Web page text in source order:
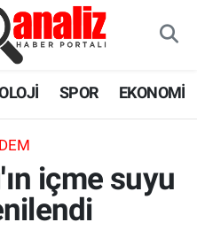
SPOR EKONOMİ
içme suyu
ve Fikstür